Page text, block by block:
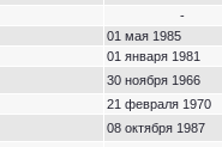
-
01 мая 1985
01 января 1981
30 ноября 1966
21 февраля 1970
08 октября 1987